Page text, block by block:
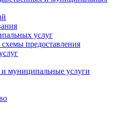
услуг
предоставления
и муниципальные услуги